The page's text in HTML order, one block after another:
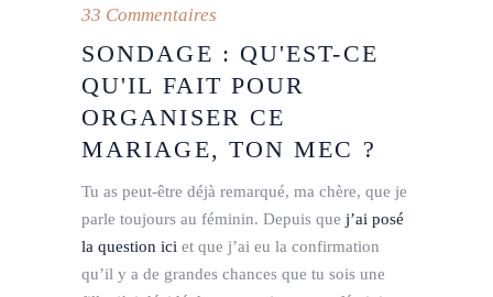
33 Commentaires
SONDAGE : QU'EST-CE
QU'IL FAIT POUR
ORGANISER CE
MARIAGE, TON MEC ?
Tu as peut-être déjà remarqué, ma chère, que je
parle toujours au féminin. Depuis que j’ai posé
la question ici et que j’ai eu la confirmation
qu’il y a de grandes chances que tu sois une